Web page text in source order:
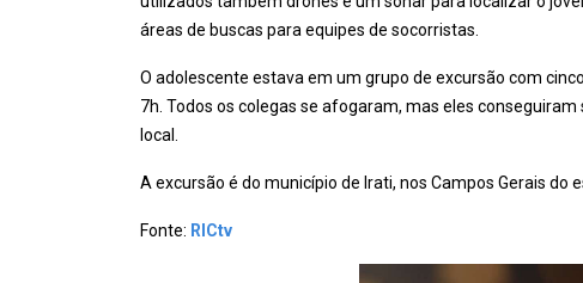
áreas de buscas para equipes de socorristas.
O adolescente estava em um grupo de excursão com
7h. Todos os colegas se afogaram, mas eles
local.
A excursão é do município de Irati, nos Campos Gerais do
Fonte: RICtv